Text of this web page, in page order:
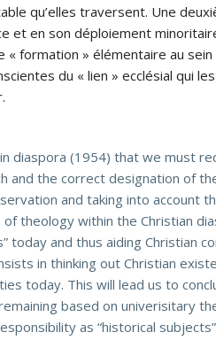
qu’elles traversent. Une
et en son déploiement
« formation » élémentaire au
du « lien » ecclésial qui
diaspora (1954) that we must
and the correct designation of
and taking into account
theology within the Christian
and thus aiding Christian
in thinking out Christian
today. This will lead us to
based on univerisitary
as “historical